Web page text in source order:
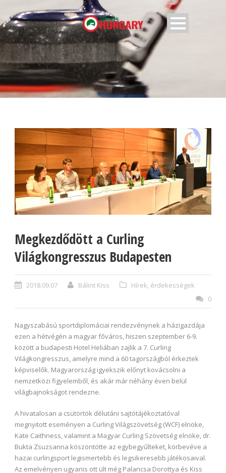
Megkezdődött a Curling
Világkongresszus Budapesten
2018.09.07 Bálint Kiss
Hírek, érdekességek
0
Nagyszabású sportdiplomáciai rendezvénynek a házigazdája
ezen a hétvégén a magyar főváros, hiszen szeptember 6-9.
között a budapesti Hotel Heliában zajlik a 7. Curling
Világkongresszus, amelyre mind a 60 tagországból érkeztek
képviselők. Magyarország igyekszik előnyt kovácsolni a
nemzetközi figyelemből, és akár már néhány éven belül
világbajnokságot rendezne.
A hivatalosan a csütörtök délutáni sajtótájékoztatóval
megnyitott eseményen a Curling Világszövetség (WCF) elnöke,
Kate Caithness, valamint a Magyar Curling Szövetség elnöke, dr.
Bukta Zsuzsanna köszöntötte az egybegyűlteket, körbevéve a
hazai curlingsport legismertebb és legsikeresebb játékosaival.
Az emelvényen ugyanis ott ült még Palancsa Dorottya és Kiss